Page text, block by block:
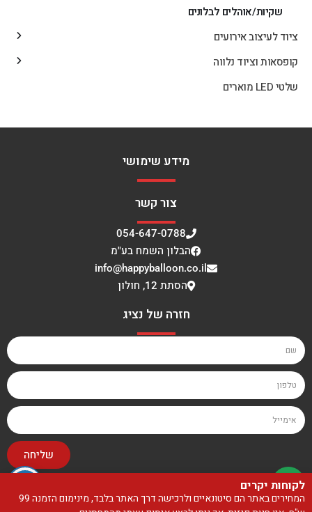
שקיות/אוהלים לבלונים
ציוד לעיצוב אירועים
קופסאות וציוד נלווה
שלטי LED מוארים
מידע שימושי
צור קשר
054-647-0788
הבלון השמח בע"מ
info@happyballoon.co.il
הסתת 12, חולון
חזרה של נציג
שליחה
האתר עוצב ונבנה על ידי סטודיו בייגלה
לקוחות יקרים
המחירים באתר הם סיטונאיים ולרכישה דרך האתר בלבד, מינימום הזמנה 99